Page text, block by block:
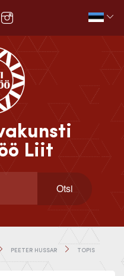
Liit
PEETER HUSSAR TOPIS